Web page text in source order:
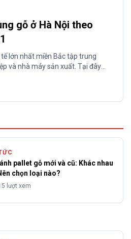
gỗ ở Hà Nội theo
lớn nhất miền Bắc tập trung
và nhà máy sản xuất. Tại đây
đóng gói và bảo quản hàng
pallet gỗ mới và cũ: Khác nhau
chọn loại nào?
lượt xem